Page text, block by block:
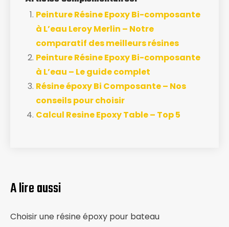
Peinture Résine Epoxy Bi-composante
à L’eau Leroy Merlin – Notre
comparatif des meilleurs résines
Peinture Résine Epoxy Bi-composante
à L’eau – Le guide complet
Résine époxy Bi Composante – Nos
conseils pour choisir
Calcul Resine Epoxy Table – Top 5
A lire aussi
Choisir une résine époxy pour bateau